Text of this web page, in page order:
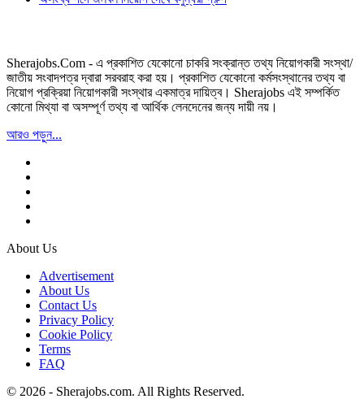
Sherajobs.Com - এ প্রকাশিত যেকোনো চাকরি সংক্রান্ত তথ্য নিয়োগকারী সংস্থা/
জাতীয় সংবাদপত্র দ্বারা সরবরাহ করা হয়। প্রকাশিত যেকোনো কর্মসংস্থানের তথ্য বা
নিয়োগ প্রক্রিয়া নিয়োগকারী সংস্থার একমাত্র দায়িত্ব। Sherajobs এই সম্পর্কিত
কোনো মিথ্যা বা অসম্পূর্ণ তথ্য বা আর্থিক লেনদেনের জন্য দায়ী নয়।
আরও পড়ুন...
About Us
Advertisement
About Us
Contact Us
Privacy Policy
Cookie Policy
Terms
FAQ
© 2026 - Sherajobs.com. All Rights Reserved.